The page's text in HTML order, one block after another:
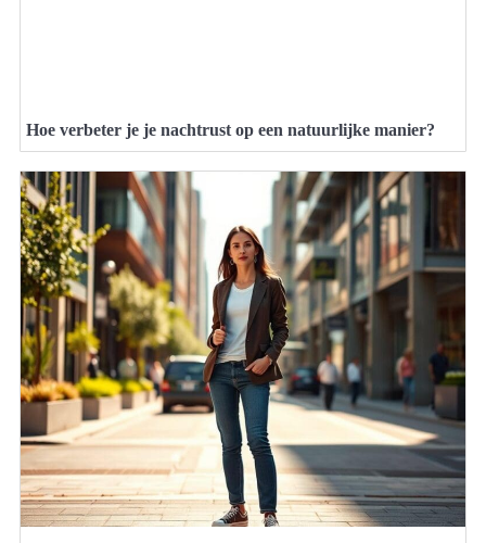
Hoe verbeter je je nachtrust op een natuurlijke manier?